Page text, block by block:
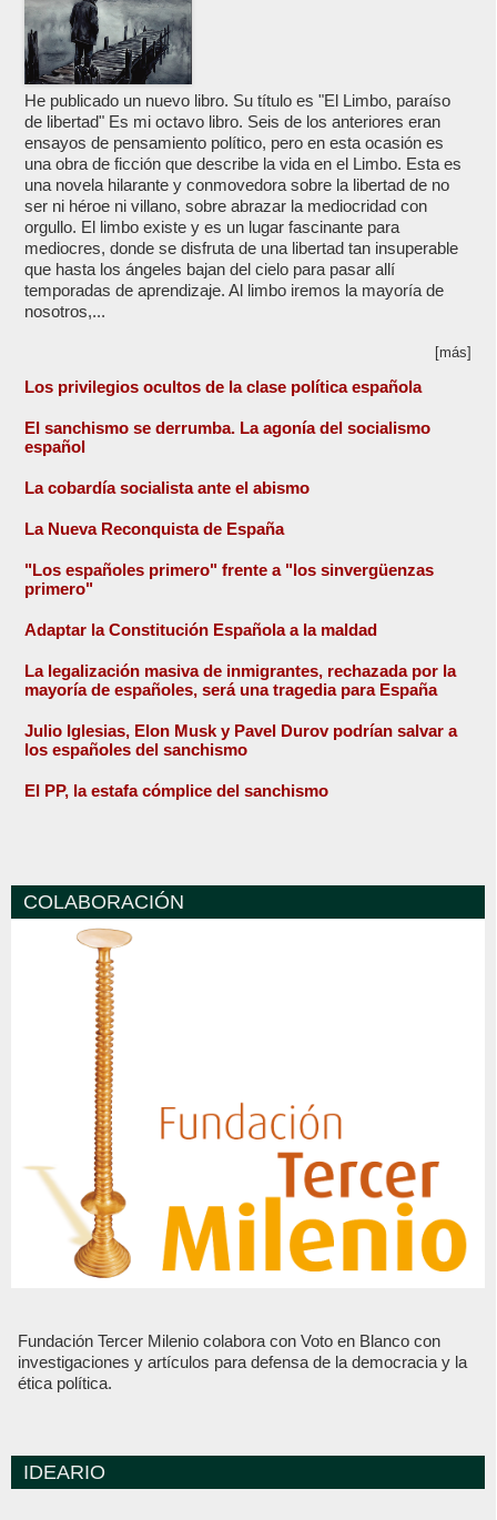
He publicado un nuevo libro. Su título es "El Limbo, paraíso
de libertad" Es mi octavo libro. Seis de los anteriores eran
ensayos de pensamiento político, pero en esta ocasión es
una obra de ficción que describe la vida en el Limbo. Esta es
una novela hilarante y conmovedora sobre la libertad de no
ser ni héroe ni villano, sobre abrazar la mediocridad con
orgullo. El limbo existe y es un lugar fascinante para
mediocres, donde se disfruta de una libertad tan insuperable
que hasta los ángeles bajan del cielo para pasar allí
temporadas de aprendizaje. Al limbo iremos la mayoría de
nosotros,...
[más]
Los privilegios ocultos de la clase política española
El sanchismo se derrumba. La agonía del socialismo
español
La cobardía socialista ante el abismo
La Nueva Reconquista de España
"Los españoles primero" frente a "los sinvergüenzas
primero"
Adaptar la Constitución Española a la maldad
La legalización masiva de inmigrantes, rechazada por la
mayoría de españoles, será una tragedia para España
Julio Iglesias, Elon Musk y Pavel Durov podrían salvar a
los españoles del sanchismo
El PP, la estafa cómplice del sanchismo
COLABORACIÓN
Fundación Tercer Milenio colabora con Voto en Blanco con
investigaciones y artículos para defensa de la democracia y la
ética política.
IDEARIO